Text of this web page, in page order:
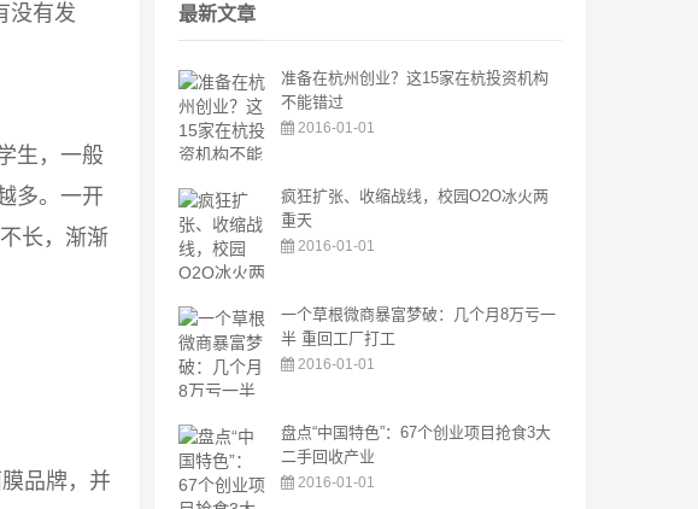
没有发
生，一般
多。一开
长，渐渐
品牌，并
最新文章
准备在杭州创业？这15家在杭投资机构
不能错过
2016-01-01
疯狂扩张、收缩战线，校园O2O冰火两
重天
2016-01-01
一个草根微商暴富梦破：几个月8万亏一
半 重回工厂打工
2016-01-01
盘点“中国特色”：67个创业项目抢食3大
二手回收产业
2016-01-01